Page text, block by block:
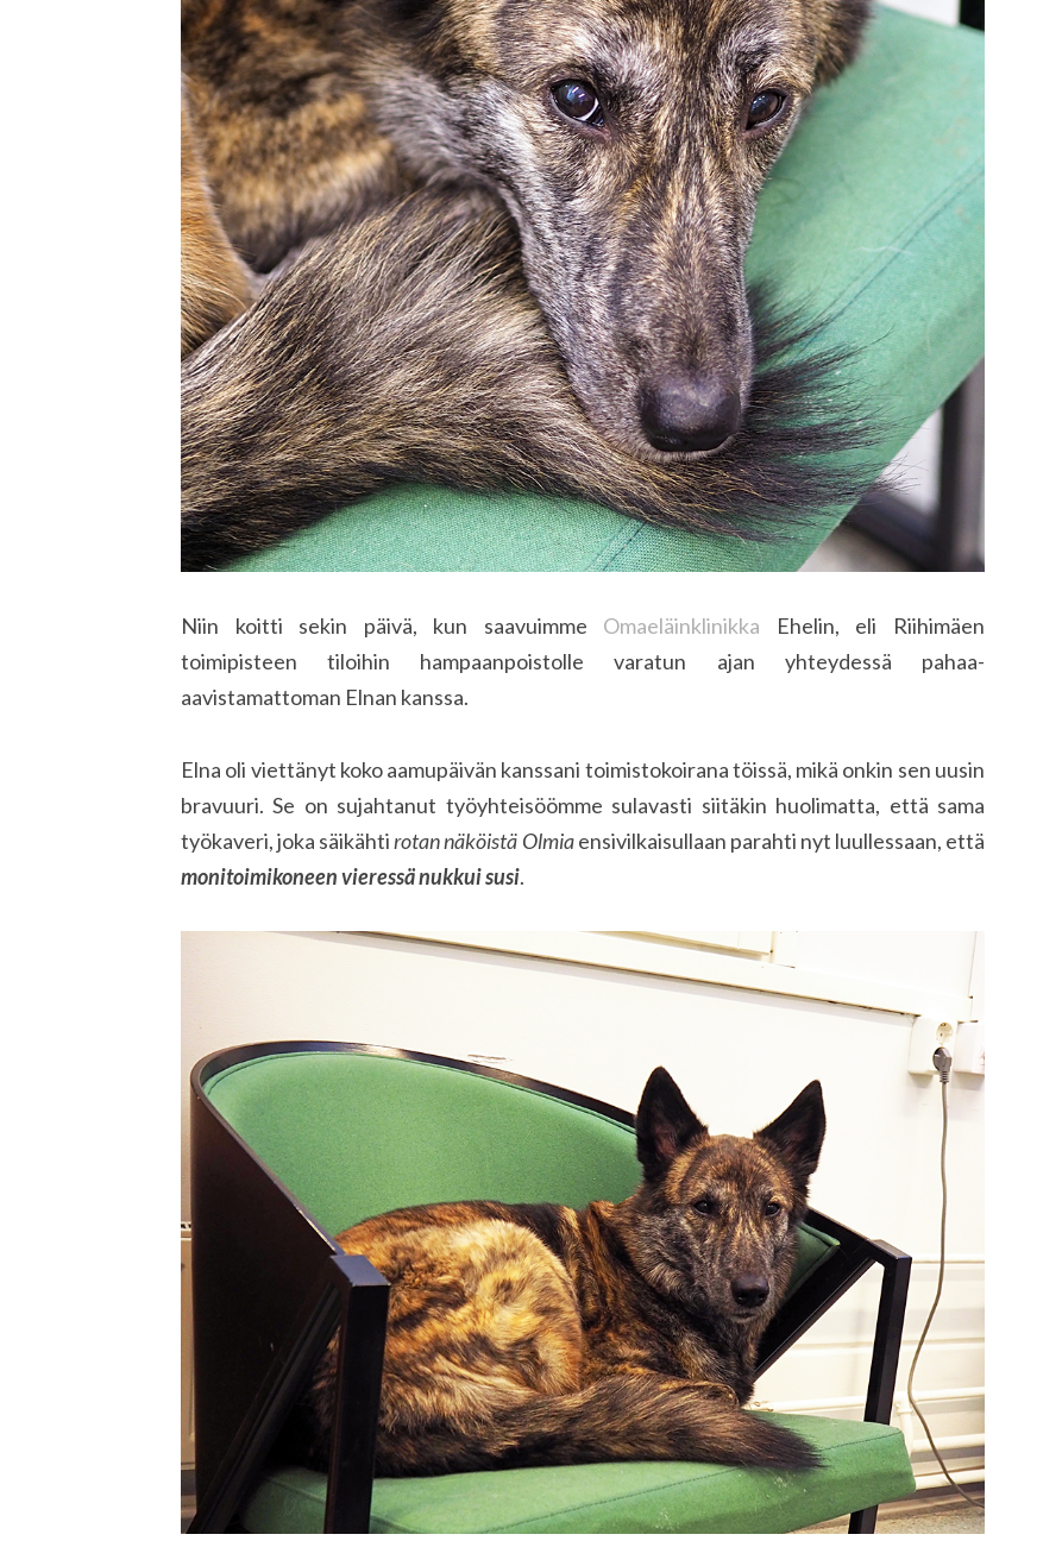
Niin koitti sekin päivä, kun saavuimme Omaeläinklinikka Ehelin, eli Riihimäen
toimipisteen tiloihin hampaanpoistolle varatun ajan yhteydessä pahaa-
aavistamattoman Elnan kanssa.
Elna oli viettänyt koko aamupäivän kanssani toimistokoirana töissä, mikä onkin sen uusin
bravuuri. Se on sujahtanut työyhteisöömme sulavasti siitäkin huolimatta, että sama
työkaveri, joka säikähtirotan näköistä Olmiaensivilkaisullaan parahti nyt luullessaan, että
monitoimikoneen vieressä nukkui susi.